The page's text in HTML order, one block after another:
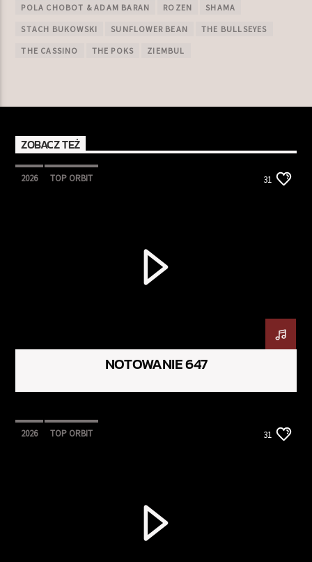
POLA CHOBOT & ADAM BARAN ROZEN SHAMA
STACH BUKOWSKI SUNFLOWER BEAN THE BULLSEYES
THE CASSINO THE POKS ZIEMBUL
ZOBACZ TEŻ
2026 TOP ORBIT 31
NOTOWANIE 647
2026 TOP ORBIT 31